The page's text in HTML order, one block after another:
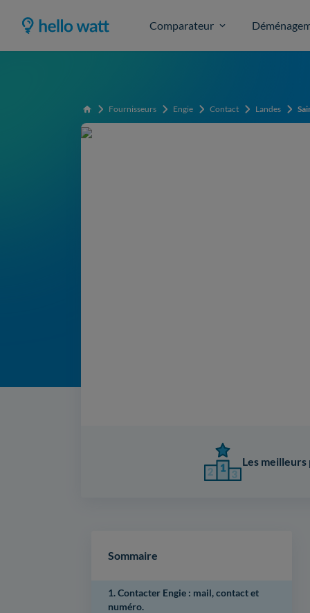
Comparateur
Accueil Fournisseurs Engie Contact Landes
Les meilleurs
Sommaire
1. Contacter Engie : mail, contact et
numéro.